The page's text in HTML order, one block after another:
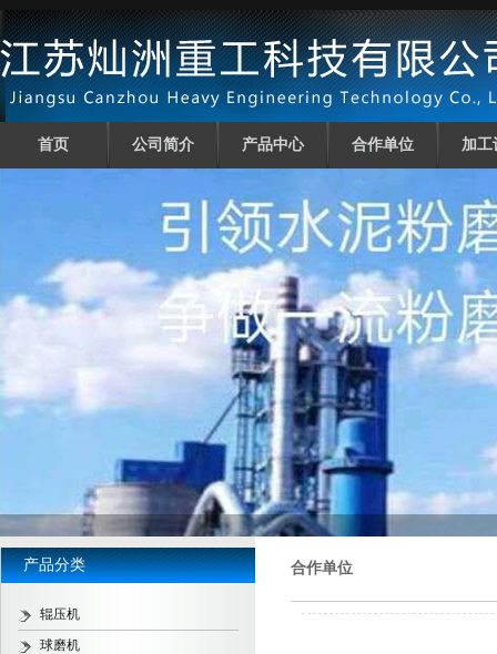
首页 公司简介 产品中心 合作单位 加工
产品分类
辊压机
球磨机
合作单位